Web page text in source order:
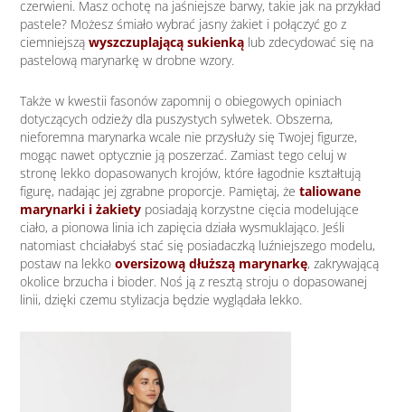
czerwieni. Masz ochotę na jaśniejsze barwy, takie jak na przykład
pastele? Możesz śmiało wybrać jasny żakiet i połączyć go z
ciemniejszą wyszczuplającą sukienką lub zdecydować się na
pastelową marynarkę w drobne wzory.
Także w kwestii fasonów zapomnij o obiegowych opiniach
dotyczących odzieży dla puszystych sylwetek. Obszerna,
nieforemna marynarka wcale nie przysłuży się Twojej figurze,
mogąc nawet optycznie ją poszerzać. Zamiast tego celuj w
stronę lekko dopasowanych krojów, które łagodnie kształtują
figurę, nadając jej zgrabne proporcje. Pamiętaj, że taliowane
marynarki iżakiety posiadają korzystne cięcia modelujące
ciało, a pionowa linia ich zapięcia działa wysmuklająco. Jeśli
natomiast chciałabyś stać się posiadaczką luźniejszego modelu,
postaw na lekkooversizową dłuższą marynarkę, zakrywającą
okolice brzucha i bioder. Noś ją z resztą stroju o dopasowanej
linii, dzięki czemu stylizacja będzie wyglądała lekko.